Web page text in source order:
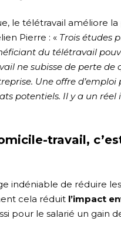
le télétravail améliore
Pierre : « Trois études
du télétravail
ne subisse de perte
Une offre
potentiels. Il y a un
travail,
indéniable de réduire
cela réduit l’impact
pour le salarié un gain